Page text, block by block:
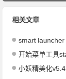
相关文章
smart
开始菜单工具
小妖精美化